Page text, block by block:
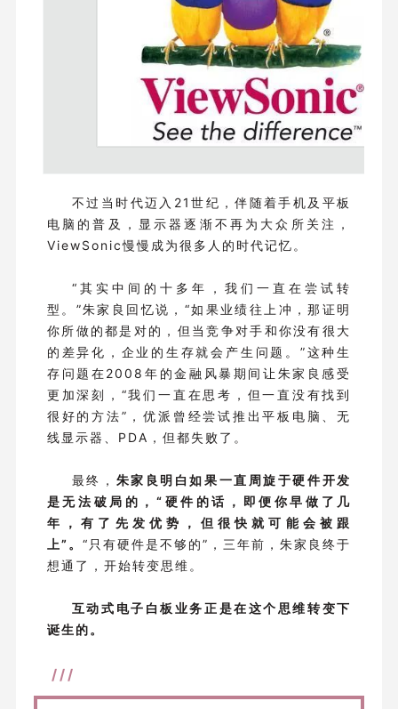
不过当时代迈入21世纪，伴随着手机及平板
电脑的普及，显示器逐渐不再为大众所关注，
ViewSonic慢慢成为很多人的时代记忆。
“其实中间的十多年，我们一直在尝试转
型。”朱家良回忆说，“如果业绩往上冲，那证明
你所做的都是对的，但当竞争对手和你没有很大
的差异化，企业的生存就会产生问题。”这种生
存问题在2008年的金融风暴期间让朱家良感受
更加深刻，“我们一直在思考，但一直没有找到
很好的方法”，优派曾经尝试推出平板电脑、无
线显示器、PDA，但都失败了。
最终， 朱家良明白如果一直周旋于硬件开发
是无法破局的，“硬件的话，即便你早做了几
年，有了先发优势，但很快就可能会被跟
上”。 “只有硬件是不够的”，三年前，朱家良终于
想通了，开始转变思维。
互动式电子白板业务正是在这个思维转变下
诞生的。
///